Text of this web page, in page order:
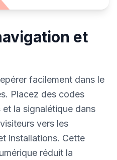
et
facilement dans le
Placez des codes
la signalétique dans
vers les
installations. Cette
réduit la